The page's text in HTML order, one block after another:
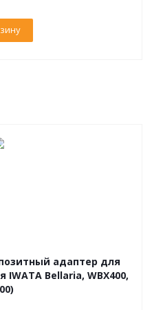
адаптер для
Bellaria, WBX400,